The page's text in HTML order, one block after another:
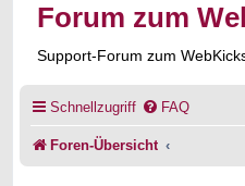
Forum zum
Support-Forum zum
Schnellzugriff FAQ
Foren-Übersicht